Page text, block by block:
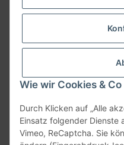
Wie wir Cookies &
Durch Klicken auf „Alle
Einsatz folgender Dienste
Vimeo, ReCaptcha. Sie